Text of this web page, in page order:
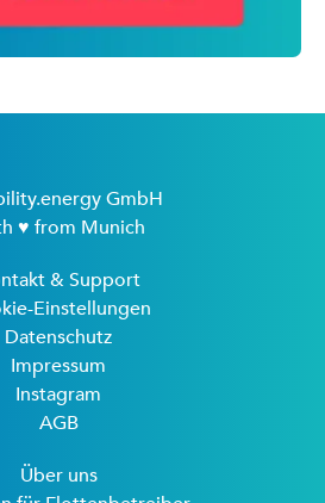
GmbH
♥ from Munich
& Support
Einstellungen
Datenschutz
Impressum
Instagram
AGB
Über uns